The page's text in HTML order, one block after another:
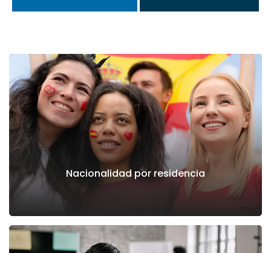
Nacionalidad por residencia